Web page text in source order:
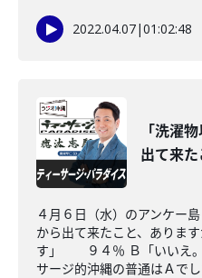
2022.04.07|01:02:48
「洗濯
出て来た
４月６日（水）のアンケー
から出て来たこと、ありま
す」 ９４％ Ｂ「いいえ
サージ的沖縄の普通はＡでし